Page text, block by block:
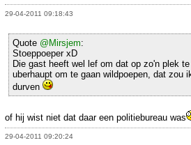
29-04-2011 09:18:43
Quote @Mirsjem:
Stoeppoeper xD
Die gast heeft wel lef om dat op zo'n plek
uberhaupt om te gaan wildpoepen, dat zou
durven
of hij wist niet dat daar een politiebureau was
29-04-2011 09:20:24